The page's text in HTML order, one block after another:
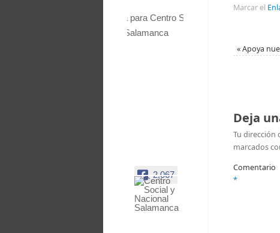
Marcar el
«Apoya
Deja
Tu dirección
marcados
Comentario
*
2,067